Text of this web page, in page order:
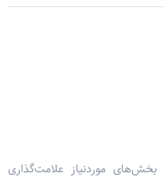
بخش‌های موردنیاز علامت‌گذاری